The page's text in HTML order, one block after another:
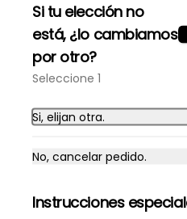
Frutilla Arcoíris
chispas de colores.
Si tu elección no
está, ¿lo cambiamos
por otro?
Seleccione 1
Si, elijan otra.
No, cancelar pedido.
Instrucciones